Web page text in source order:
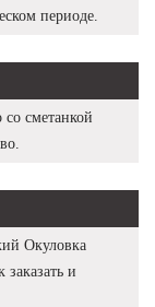
периоде.
сметанкой
Окуловка
и